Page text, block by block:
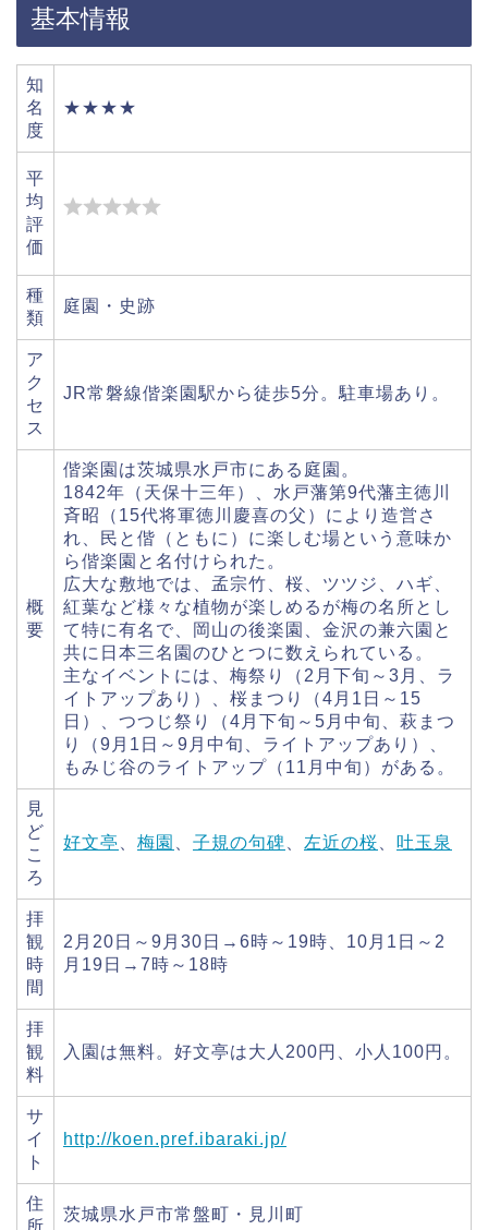
基本情報
知
名
度
★★★★
平
均
評
価
種
類
庭園・史跡
ア
ク
セ
ス
JR常磐線偕楽園駅から徒歩5分。駐車場あり。
概
要
偕楽園は茨城県水戸市にある庭園。
1842年（天保十三年）、水戸藩第9代藩主徳川
斉昭（15代将軍徳川慶喜の父）により造営さ
れ、民と偕（ともに）に楽しむ場という意味か
ら偕楽園と名付けられた。
広大な敷地では、孟宗竹、桜、ツツジ、ハギ、
紅葉など様々な植物が楽しめるが梅の名所とし
て特に有名で、岡山の後楽園、金沢の兼六園と
共に日本三名園のひとつに数えられている。
主なイベントには、梅祭り（2月下旬～3月、ラ
イトアップあり）、桜まつり（4月1日～15
日）、つつじ祭り（4月下旬～5月中旬、萩まつ
り（9月1日～9月中旬、ライトアップあり）、
もみじ谷のライトアップ（11月中旬）がある。
見
ど
こ
ろ
好文亭 梅園 子規の句碑 左近の桜 吐玉泉
拝
観
時
間
2月20日～9月30日→6時～19時、10月1日～2
月19日→7時～18時
拝
観
料
入園は無料。好文亭は大人200円、小人100円。
サ
イ
ト
http://koen.pref.ibaraki.jp/
住
所
茨城県水戸市常盤町・見川町